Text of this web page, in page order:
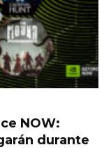
NOW:
durante